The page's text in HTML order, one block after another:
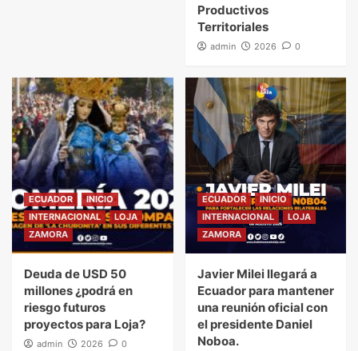
Productivos
Territoriales
admin 2026 0
ECUADOR
INICIO
INTERNACIONAL
LOJA
ZAMORA
Deuda de USD 50
millones ¿podrá en
riesgo futuros
proyectos para Loja?
admin 2026 0
ECUADOR
INICIO
INTERNACIONAL
LOJA
ZAMORA
Javier Milei llegará a
Ecuador para mantener
una reunión oficial con
el presidente Daniel
Noboa.